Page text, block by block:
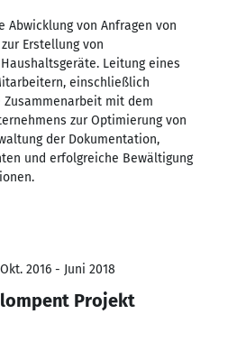
von Anfragen von
Erstellung von
Leitung eines
einschließlich
Zusammenarbeit mit dem
zur Optimierung von
der Dokumentation,
und erfolgreiche Bewältigung
2016 - Juni 2018
Projekt